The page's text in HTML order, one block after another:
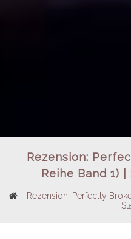
Rezension:
Reihe Band 1)
Rezension: Perfectly